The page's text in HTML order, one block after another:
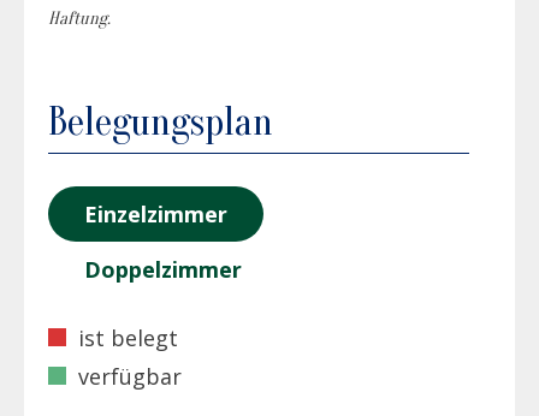
Haftung.
Belegungsplan
Einzelzimmer
Doppelzimmer
ist belegt
verfügbar